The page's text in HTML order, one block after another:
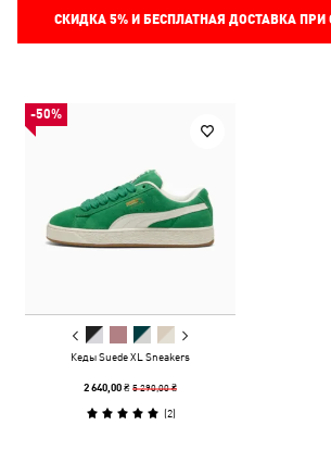
СКИДКА 5%И БЕСПЛАТНАЯ ДОСТАВКА ПРИ
-50%
Кеды Suede XL Sneakers
2 640,00 ₴5 290,00 ₴
(2)